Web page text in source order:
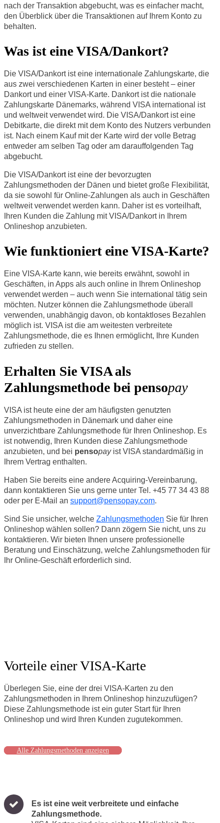
nach der Transaktion abgebucht, was es einfacher macht,
den Überblick über die Transaktionen auf Ihrem Konto zu
behalten.
Was ist eine VISA/Dankort?
Die VISA/Dankort ist eine internationale Zahlungskarte, die
aus zwei verschiedenen Karten in einer besteht – einer
Dankort und einer VISA-Karte. Dankort ist die nationale
Zahlungskarte Dänemarks, während VISA international ist
und weltweit verwendet wird. Die VISA/Dankort ist eine
Debitkarte, die direkt mit dem Konto des Nutzers verbunden
ist. Nach einem Kauf mit der Karte wird der volle Betrag
entweder am selben Tag oder am darauffolgenden Tag
abgebucht.
Die VISA/Dankort ist eine der bevorzugten
Zahlungsmethoden der Dänen und bietet große Flexibilität,
da sie sowohl für Online-Zahlungen als auch in Geschäften
weltweit verwendet werden kann. Daher ist es vorteilhaft,
Ihren Kunden die Zahlung mit VISA/Dankort in Ihrem
Onlineshop anzubieten.
Wie funktioniert eine VISA-Karte?
Eine VISA-Karte kann, wie bereits erwähnt, sowohl in
Geschäften, in Apps als auch online in Ihrem Onlineshop
verwendet werden – auch wenn Sie international tätig sein
möchten. Nutzer können die Zahlungsmethode überall
verwenden, unabhängig davon, ob kontaktloses Bezahlen
möglich ist. VISA ist die am weitesten verbreitete
Zahlungsmethode, die es Ihnen ermöglicht, Ihre Kunden
zufrieden zu stellen.
Erhalten Sie VISA als
Zahlungsmethode bei pensopay
VISA ist heute eine der am häufigsten genutzten
Zahlungsmethoden in Dänemark und daher eine
unverzichtbare Zahlungsmethode für Ihren Onlineshop. Es
ist notwendig, Ihren Kunden diese Zahlungsmethode
anzubieten, und bei pensopayist VISA standardmäßig in
Ihrem Vertrag enthalten.
Haben Sie bereits eine andere Acquiring-Vereinbarung,
dann kontaktieren Sie uns gerne unter Tel. +45 77 34 43 88
oder per E-Mail an support@pensopay.com.
Sind Sie unsicher, welche Zahlungsmethoden Sie für Ihren
Onlineshop wählen sollen? Dann zögern Sie nicht, uns zu
kontaktieren. Wir bieten Ihnen unsere professionelle
Beratung und Einschätzung, welche Zahlungsmethoden für
Ihr Online-Geschäft erforderlich sind.
Vorteile einer VISA-Karte
Überlegen Sie, eine der drei VISA-Karten zu den
Zahlungsmethoden in Ihrem Onlineshop hinzuzufügen?
Diese Zahlungsmethode ist ein guter Start für Ihren
Onlineshop und wird Ihren Kunden zugutekommen.
Alle Zahlungsmethoden anzeigen
Es ist eine weit verbreitete und einfache
Zahlungsmethode.